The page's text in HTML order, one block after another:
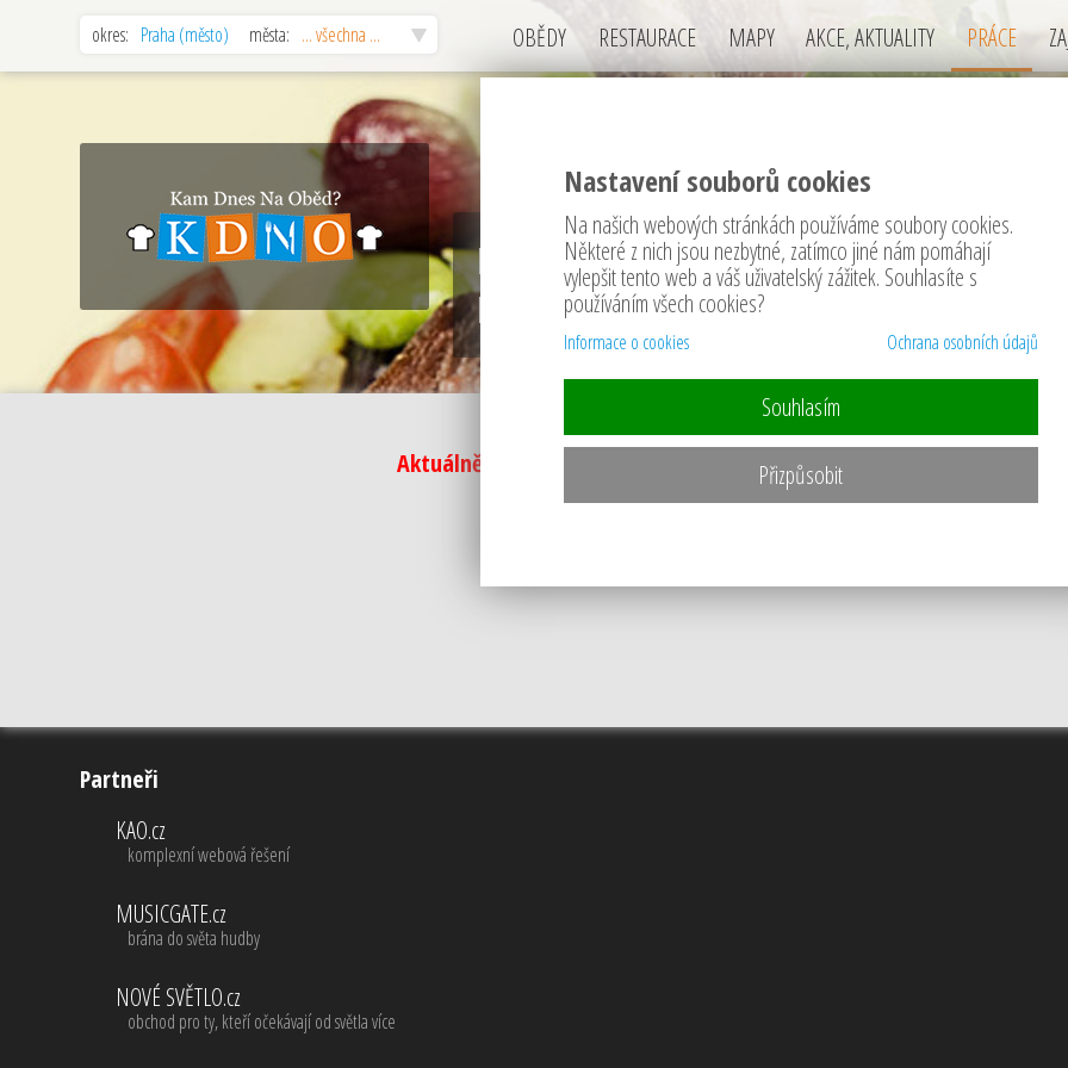
okres: Praha (město) města: ... všechna ... OBĚDY RESTAURACE MAPY AKCE, AKTUALITY PRÁCE
PRACOVNÍ PŘÍLEŽITOSTI (volné
Praha (město)
Aktuálně nejsou v restauracích v okrese Praha (město) žádné volné
Partneři
KAO.cz
komplexní webová řešení
MUSICGATE.cz
brána do světa hudby
NOVÉ SVĚTLO.cz
obchod pro ty, kteří očekávají od světla více
Nastavení souborů cookies
Na našich webových stránkách používáme soubory cookies.
Některé z nich jsou nezbytné, zatímco jiné nám pomáhají
vylepšit tento web a váš uživatelský zážitek. Souhlasíte s
používáním všech cookies?
Informace o cookies Ochrana osobních údajů
Souhlasím
Přizpůsobit